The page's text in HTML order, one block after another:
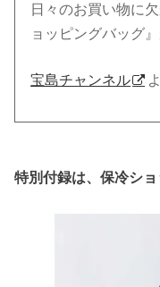
日々のお買い物に
ョッピングバッグ
宝島チャンネル
特別付録は、保冷シ